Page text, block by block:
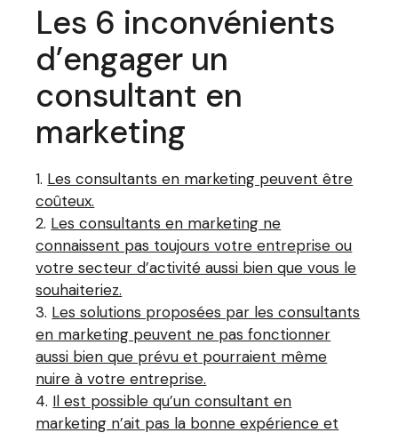
Les 6 inconvénients
d’engager un
consultant en
marketing
Les consultants en marketing peuvent être
coûteux.
Les consultants en marketing ne
connaissent pas toujours votre entreprise ou
votre secteur d’activité aussi bien que vous le
souhaiteriez.
Les solutions proposées par les consultants
en marketing peuvent ne pas fonctionner
aussi bien que prévu et pourraient même
nuire à votre entreprise.
Il est possible qu’un consultant en
marketing n’ait pas la bonne expérience et